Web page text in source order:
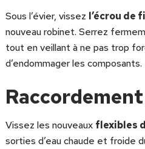
Sous l’évier, vissez l’écrou de
nouveau robinet. Serrez
tout en veillant à ne pas trop
d’endommager les composants.
Vissez les nouveaux flexibles
sorties d’eau chaude et froide